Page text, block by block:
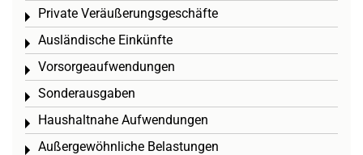
Private Veräußerungsgeschäfte
Toggle menu
Ausländische Einkünfte
Toggle menu
Vorsorgeaufwendungen
Toggle menu
Sonderausgaben
Toggle menu
Haushaltnahe Aufwendungen
Toggle menu
Außergewöhnliche Belastungen
Toggle menu